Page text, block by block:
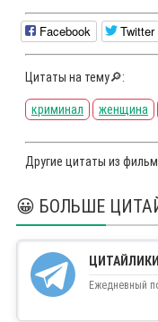
Facebook Twitter
Цитаты на тему🔎:
криминал женщина
Другие цитаты из
😀 БОЛЬШЕ
Ежедневный